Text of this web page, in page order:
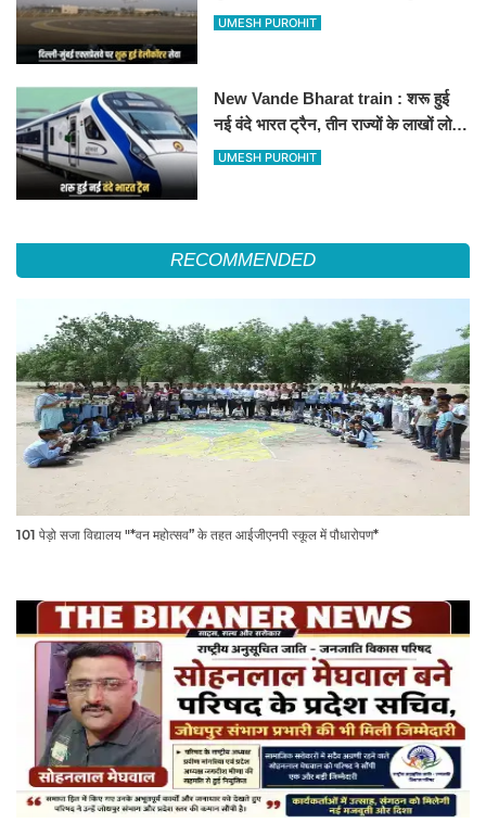
हेलीकॉप्टर सर्विस से तुरंत घायल पहुंचेगा
UMESH PUROHIT
New Vande Bharat train : शरू हुई
नई वंदे भारत ट्रैन, तीन राज्यों के लाखों लोगों
का सफर होगा आसान, देखें पूरा रूटमैप
UMESH PUROHIT
RECOMMENDED
101 पेड़ो सजा विद्यालय "*वन महोत्सव” के तहत आईजीएनपी स्कूल में पौधारोपण*